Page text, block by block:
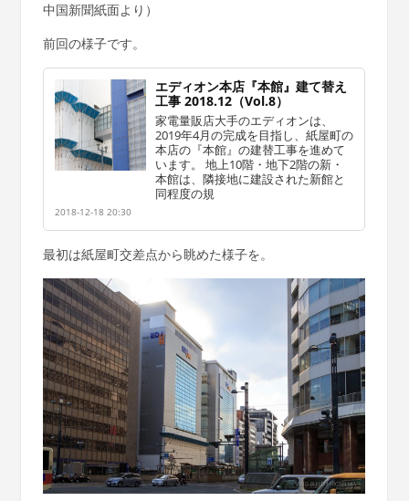
中国新聞紙面より）
前回の様子です。
エディオン本店『本館』建て替え
工事 2018.12（Vol.8）
家電量販店大手のエディオンは、
2019年4月の完成を目指し、紙屋町の
本店の『本館』の建替工事を進めて
います。 地上10階・地下2階の新・
本館は、隣接地に建設された新館と
同程度の規
2018-12-18 20:30
最初は紙屋町交差点から眺めた様子を。